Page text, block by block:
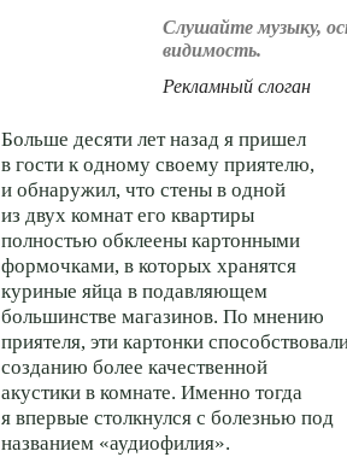
Слушайте музыку,
видимость.
Рекламный слоган
Больше десяти лет назад я пришел
в гости к одному своему приятелю,
и обнаружил, что стены в одной
из двух комнат его квартиры
полностью обклеены картонными
формочками, в которых хранятся
куриные яйца в подавляющем
большинстве магазинов. По мнению
приятеля, эти картонки
созданию более качественной
акустики в комнате. Именно тогда
я впервые столкнулся с болезнью под
названием «аудиофилия».